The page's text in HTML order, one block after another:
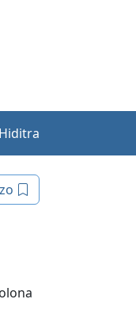
Hiditra